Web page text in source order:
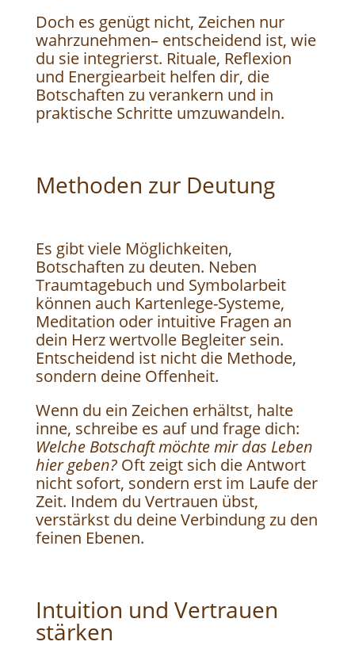
Doch es genügt nicht, Zeichen nur
wahrzunehmen– entscheidend ist, wie
du sie integrierst. Rituale, Reflexion
und Energiearbeit helfen dir, die
Botschaften zu verankern und in
praktische Schritte umzuwandeln.
Methoden zur Deutung
Es gibt viele Möglichkeiten,
Botschaften zu deuten. Neben
Traumtagebuch und Symbolarbeit
können auch Kartenlege-Systeme,
Meditation oder intuitive Fragen an
dein Herz wertvolle Begleiter sein.
Entscheidend ist nicht die Methode,
sondern deine Offenheit.
Wenn du ein Zeichen erhältst, halte
inne, schreibe es auf und frage dich:
Welche Botschaft möchte mir das Leben
hier geben?Oft zeigt sich die Antwort
nicht sofort, sondern erst im Laufe der
Zeit. Indem du Vertrauen übst,
verstärkst du deine Verbindung zu den
feinen Ebenen.
Intuition und Vertrauen
stärken